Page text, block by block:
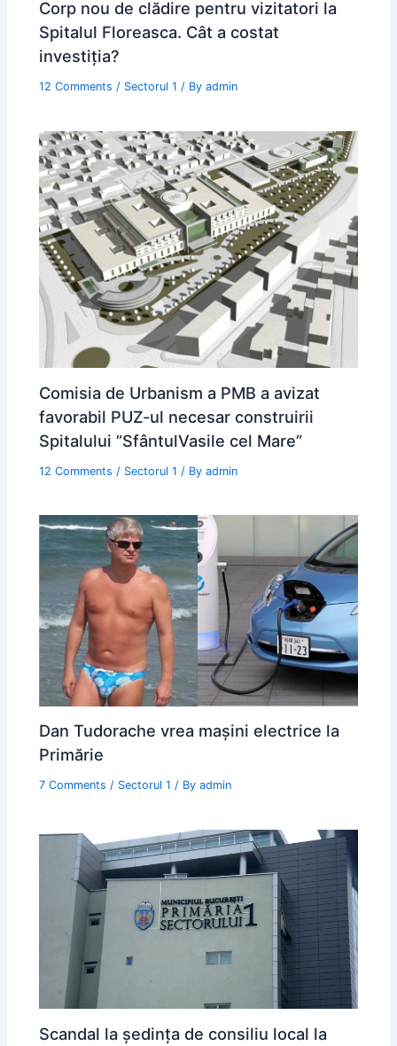
Corp nou de clădire pentru vizitatori la
Spitalul Floreasca. Cât a costat
investiţia?
12 Comments / Sectorul 1 / Byadmin
Comisia de Urbanism a PMB a avizat
favorabil PUZ-ul necesar construirii
Spitalului ”SfântulVasile cel Mare”
12 Comments / Sectorul 1 / Byadmin
Dan Tudorache vrea mașini electrice la
Primărie
7 Comments / Sectorul 1 / Byadmin
Scandal la ședința de consiliu local la